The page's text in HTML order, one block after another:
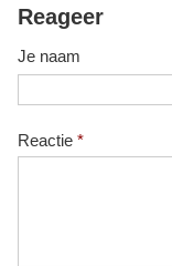
Reageer
Je naam
Reactie *